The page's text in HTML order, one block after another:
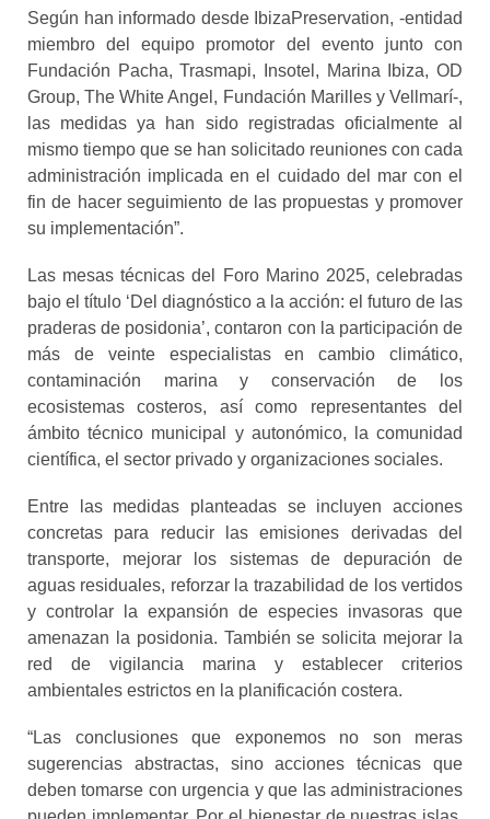
Según han informado desde IbizaPreservation, -entidad
miembro del equipo promotor del evento junto con
Fundación Pacha, Trasmapi, Insotel, Marina Ibiza, OD
Group, The White Angel, Fundación Marilles y Vellmarí-,
las medidas ya han sido registradas oficialmente al
mismo tiempo que se han solicitado reuniones con cada
administración implicada en el cuidado del mar con el
fin de hacer seguimiento de las propuestas y promover
su implementación”.
Las mesas técnicas del Foro Marino 2025, celebradas
bajo el título ‘Del diagnóstico a la acción: el futuro de las
praderas de posidonia’, contaron con la participación de
más de veinte especialistas en cambio climático,
contaminación marina y conservación de los
ecosistemas costeros, así como representantes del
ámbito técnico municipal y autonómico, la comunidad
científica, el sector privado y organizaciones sociales.
Entre las medidas planteadas se incluyen acciones
concretas para reducir las emisiones derivadas del
transporte, mejorar los sistemas de depuración de
aguas residuales, reforzar la trazabilidad de los vertidos
y controlar la expansión de especies invasoras que
amenazan la posidonia. También se solicita mejorar la
red de vigilancia marina y establecer criterios
ambientales estrictos en la planificación costera.
“Las conclusiones que exponemos no son meras
sugerencias abstractas, sino acciones técnicas que
deben tomarse con urgencia y que las administraciones